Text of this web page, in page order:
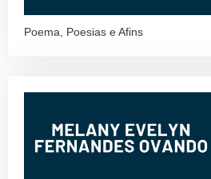
Poema, Poesias e Afins